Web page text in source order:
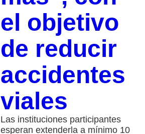
el objetivo
de reducir
accidentes
viales
Las instituciones participantes
esperan extenderla a mínimo 10